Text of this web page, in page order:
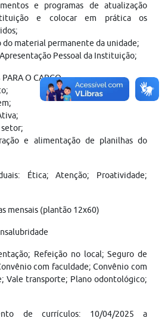
e programas de atualização
e colocar em prática os
do material permanente da unidade;
Pessoal da Instituição;
O CARGO
setor;
e alimentação de planilhas do
Ética; Atenção; Proatividade;
mensais (plantão 12x60)
Refeição no local; Seguro de
com faculdade; Convênio com
Vale transporte; Plano odontológico;
de currículos: 10/04/2025 a